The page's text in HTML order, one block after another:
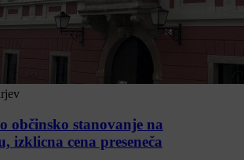
občinsko stanovanje na
izklicna cena preseneča